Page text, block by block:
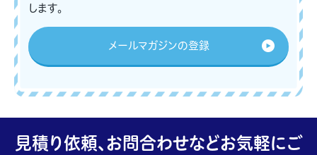
します。
メールマガジンの登録
見積り依頼、お問合わせなどお気軽にご